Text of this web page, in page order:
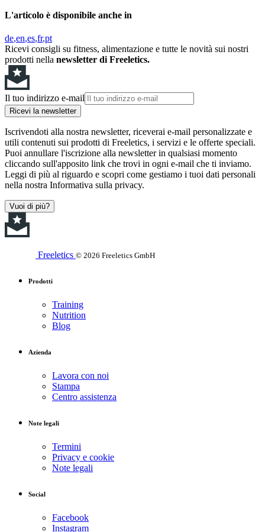
L'articolo è disponibile anche in
de en es fr pt
Ricevi consigli su fitness, alimentazione e tutte le novità sui nostri
prodotti nella newsletter di Freeletics.
Il tuo indirizzo e-mail
Ricevi la newsletter
Iscrivendoti alla nostra newsletter, riceverai e-mail personalizzate e
utili contenuti sui prodotti di Freeletics, i servizi e le offerte speciali.
Puoi annullare l'iscrizione alla newsletter in qualsiasi momento
cliccando sull'apposito link che trovi in ogni e-mail che ti inviamo.
Leggi di più al riguardo e scopri come gestiamo i tuoi dati personali
nella nostra Informativa sulla privacy.
Vuoi di più?
Freeletics © 2026 Freeletics GmbH
Prodotti
Training
Nutrition
Blog
Azienda
Lavora con noi
Stampa
Centro assistenza
Note legali
Termini
Privacy e cookie
Note legali
Social
Facebook
Instagram